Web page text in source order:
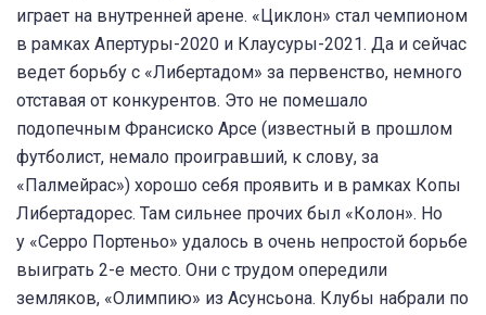
играет на внутренней арене. «Циклон» стал чемпионом
в рамках Апертуры-2020 и Клаусуры-2021. Да и сейчас
ведет борьбу с «Либертадом» за первенство, немного
отставая от конкурентов. Это не помешало
подопечным Франсиско Арсе (известный в прошлом
футболист, немало проигравший, к слову, за
«Палмейрас») хорошо себя проявить и в рамках Копы
Либертадорес. Там сильнее прочих был «Колон». Но
у «Серро Портеньо» удалось в очень непростой борьбе
выиграть 2-е место. Они с трудом опередили
земляков, «Олимпию» из Асунсьона. Клубы набрали по